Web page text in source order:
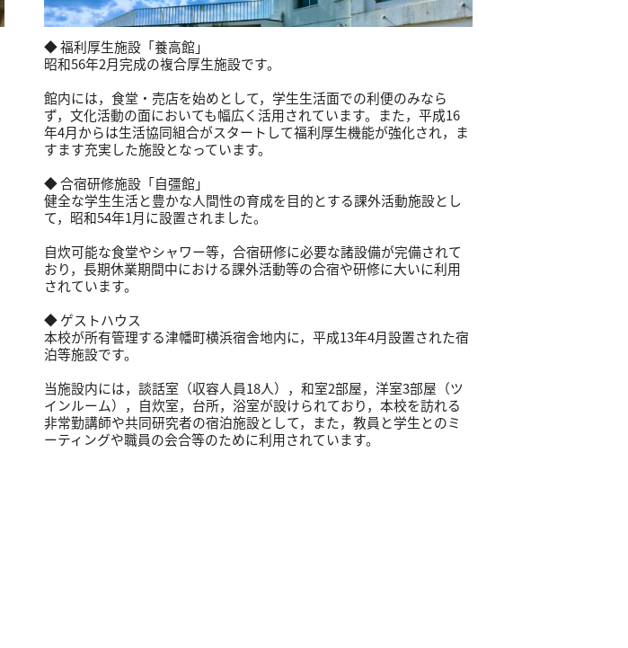
◆ 福利厚生施設「養高館」
昭和56年2月完成の複合厚生施設です。
館内には，食堂・売店を始めとして，学生生活面での利便のみなら
ず，文化活動の面においても幅広く活用されています。また，平成16
年4月からは生活協同組合がスタートして福利厚生機能が強化され，ま
すます充実した施設となっています。
◆ 合宿研修施設「自彊館」
健全な学生生活と豊かな人間性の育成を目的とする課外活動施設とし
て，昭和54年1月に設置されました。
自炊可能な食堂やシャワー等，合宿研修に必要な諸設備が完備されて
おり，長期休業期間中における課外活動等の合宿や研修に大いに利用
されています。
◆ ゲストハウス
本校が所有管理する津幡町横浜宿舎地内に，平成13年4月設置された宿
泊等施設です。
当施設内には，談話室（収容人員18人），和室2部屋，洋室3部屋（ツ
インルーム），自炊室，台所，浴室が設けられており，本校を訪れる
非常勤講師や共同研究者の宿泊施設として，また，教員と学生とのミ
ーティングや職員の会合等のために利用されています。